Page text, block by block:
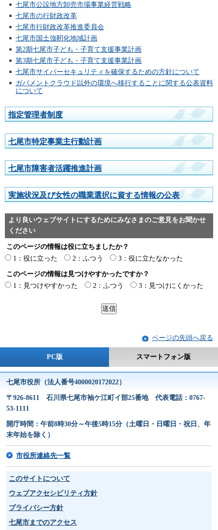
七尾市公設地方卸売市場事業経営戦略
七尾市の行財政改革
七尾市行財政改革推進委員会
七尾市国土強靭化地域計画
第2期七尾市子ども・子育て支援事業計画
第3期七尾市子ども・子育て支援事業計画
七尾市サイバーセキュリティを確保するための方針について
ガバメントクラウド以外の環境へ移行することに関する公表資料
について
指定管理者制度
七尾市特定事業主行動計画
七尾市障害者活躍推進計画
実施状況及び女性の職業選択に資する情報の公表
より良いウェブサイトにするためにみなさまのご意見をお聞かせ
ください
このページの情報は役に立ちましたか？
1：役に立った
2：ふつう 3：役に立たなかった
このページの情報は見つけやすかったですか？
1：見つけやすかった
2：ふつう 3：見つけにくかった
ページの先頭へ戻る
PC版 スマートフォン版
七尾市役所（法人番号4000020172022）
〒926-8611 石川県七尾市袖ケ江町イ部25番地 代表電話：0767-
53-1111
開庁時間：午前8時30分～午後5時15分（土曜日・日曜日・祝日、年
末年始を除く）
市役所連絡先一覧
このサイトについて
ウェブアクセシビリティ方針
プライバシー方針
七尾市までのアクセス